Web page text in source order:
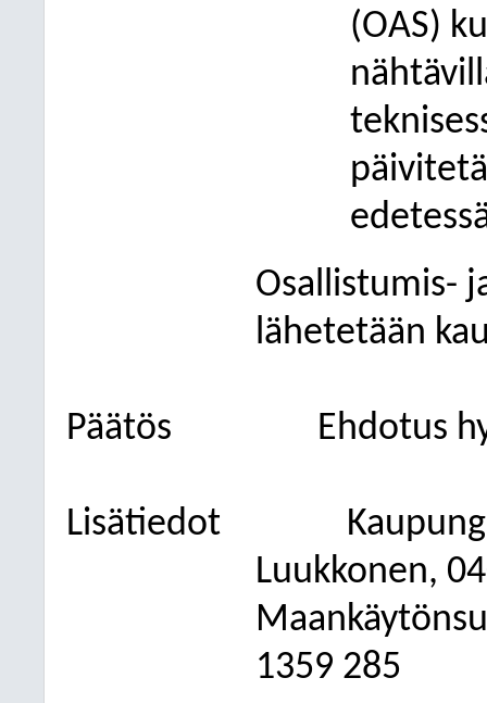
(OAS)
Osallistumis-
lähetetään
Päätös Ehdotus
Lisätiedot
Luukkonen,
1359 285